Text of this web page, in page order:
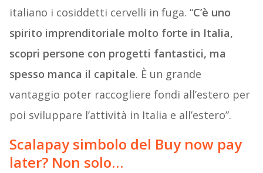
italiano i cosiddetti cervelli in fuga. “C’è uno
spirito imprenditoriale molto forte in Italia,
scopri persone con progetti fantastici, ma
spesso manca il capitale. È un grande
vantaggio poter raccogliere fondi all’estero per
poi sviluppare l’attività in Italia e all’estero”.
Scalapay simbolo del Buy now pay
later? Non solo…